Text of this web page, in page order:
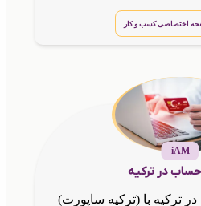
اختصاصی کسب و کار
iAM
حساب در ترکیه